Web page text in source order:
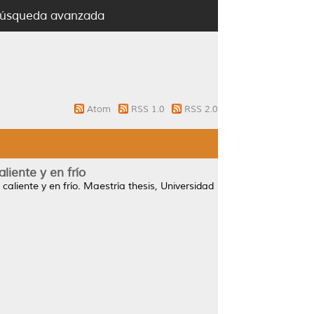
avanzada
Atom RSS 1.0 RSS 2.0
y en frío
y en frío. Maestría thesis, Universidad